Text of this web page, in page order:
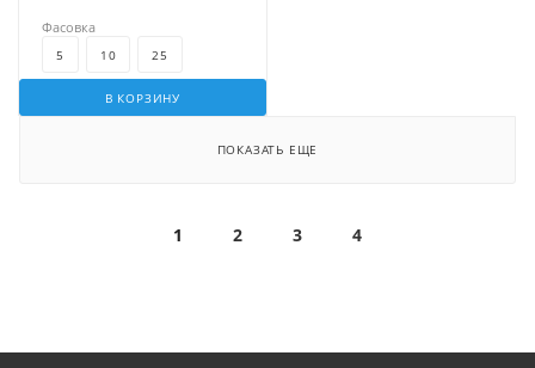
В КОРЗИНУ
Фасовка
5 10 25
ПОКАЗАТЬ ЕЩЕ
1 2 3 4